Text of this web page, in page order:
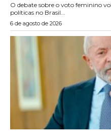
O debate sobre o voto feminino
políticas no Brasil...
6 de agosto de 2026